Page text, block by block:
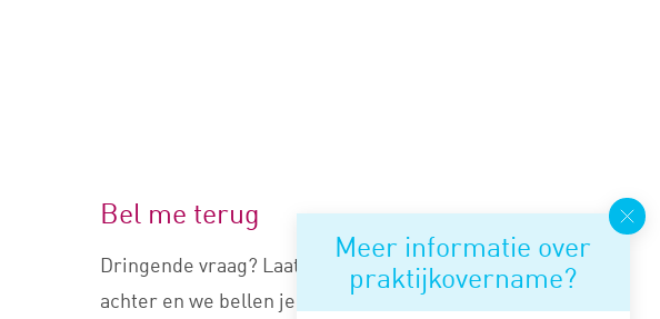
Meer informatie over
praktijkovername?
Bel me terug
Dringende vraag? Laat je nummer
achter en we bellen je snel terug.